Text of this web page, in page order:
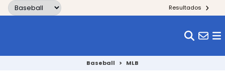
Skip to content Resultados
Baseball > MLB